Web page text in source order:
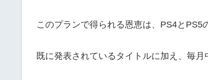
このプランで得られる恩恵は、PS4とPS5
既に発表されているタイトルに加え、毎月